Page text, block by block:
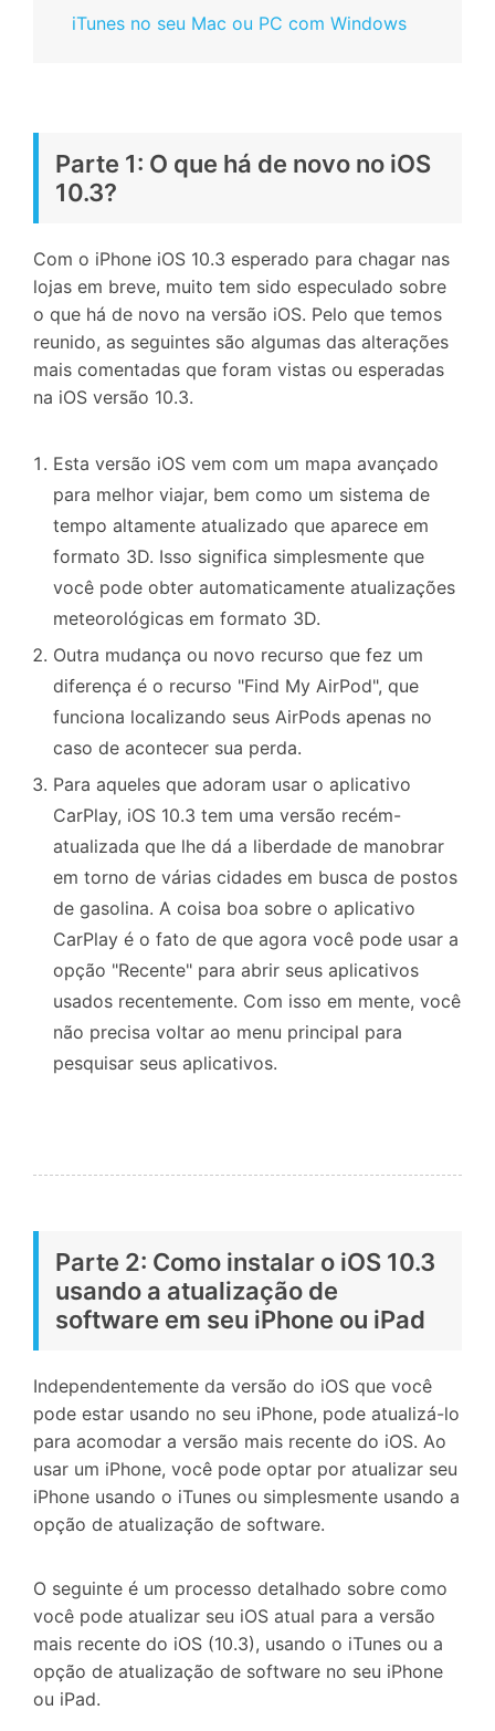
iTunes no seu Mac ou PC com Windows
Parte 1: O que há de novo no iOS
10.3?
Com o iPhone iOS 10.3 esperado para chagar nas
lojas em breve, muito tem sido especulado sobre
o que há de novo na versão iOS. Pelo que temos
reunido, as seguintes são algumas das alterações
mais comentadas que foram vistas ou esperadas
na iOS versão 10.3.
Esta versão iOS vem com um mapa avançado
para melhor viajar, bem como um sistema de
tempo altamente atualizado que aparece em
formato 3D. Isso significa simplesmente que
você pode obter automaticamente atualizações
meteorológicas em formato 3D.
Outra mudança ou novo recurso que fez um
diferença é o recurso "Find My AirPod", que
funciona localizando seus AirPods apenas no
caso de acontecer sua perda.
Para aqueles que adoram usar o aplicativo
CarPlay, iOS 10.3 tem uma versão recém-
atualizada que lhe dá a liberdade de manobrar
em torno de várias cidades em busca de postos
de gasolina. A coisa boa sobre o aplicativo
CarPlay é o fato de que agora você pode usar a
opção "Recente" para abrir seus aplicativos
usados recentemente. Com isso em mente, você
não precisa voltar ao menu principal para
pesquisar seus aplicativos.
Parte 2: Como instalar o iOS 10.3
usando a atualização de
software em seu iPhone ou iPad
Independentemente da versão do iOS que você
pode estar usando no seu iPhone, pode atualizá-lo
para acomodar a versão mais recente do iOS. Ao
usar um iPhone, você pode optar por atualizar seu
iPhone usando o iTunes ou simplesmente usando a
opção de atualização de software.
O seguinte é um processo detalhado sobre como
você pode atualizar seu iOS atual para a versão
mais recente do iOS (10.3), usando o iTunes ou a
opção de atualização de software no seu iPhone
ou iPad.